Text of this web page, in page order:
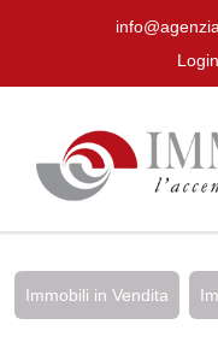
Immobili in Vendita